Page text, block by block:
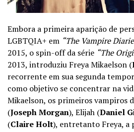
Embora a primeira aparição de
LGBTQIA+ em “The Vampire
2015, o spin-off da série “The
2013, introduziu Freya Mikaelson (
recorrente em sua segunda
como objetivo se concentrar na
Mikaelson, os primeiros vampiros
(Joseph Morgan), Elijah (Daniel
(Claire Holt), entretanto Freya, a